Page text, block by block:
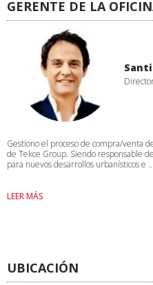
GERENTE DE LA
Gestiono el proceso de compra/venta
de Tekce Group. Siendo responsable
para nuevos desarrollos urbanísticos e ...
LEER MÁS
UBICACIÓN